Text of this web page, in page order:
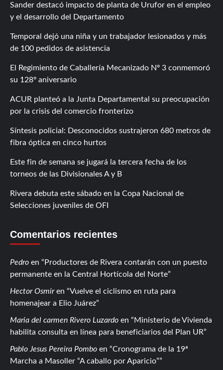
Sander destacó impacto de planta de Urufor en el empleo
y el desarrollo del Departamento
Temporal dejó una niña y un trabajador lesionados y más
de 100 pedidos de asistencia
El Regimiento de Caballería Mecanizado Nº 3 conmemoró
su 128º aniversario
ACUR planteó a la Junta Departamental su preocupación
por la crisis del comercio fronterizo
Síntesis policial: Desconocidos sustrajeron 680 metros de
fibra óptica en cinco hurtos
Este fin de semana se jugará la tercera fecha de los
torneos de las Divisionales A y B
Rivera debuta este sábado en la Copa Nacional de
Selecciones juveniles de OFI
Comentarios recientes
Pedro en
Productores de Rivera contarán con un puesto
permanente en la Central Hortícola del Norte
Hector Osmiren
Vuelve el ciclismo en ruta para
homenajear a Elio Juárez
Maria del carmen Rivero Luzardo en
Ministerio de Vivienda
habilita consulta en línea para beneficiarios del Plan UR
Pablo Jesus Pereira Pombo en
Cronograma de la 19ª
Marcha a Masoller “A caballo por Aparicio”